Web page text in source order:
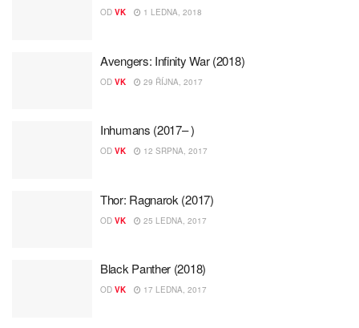
OD VK 1 LEDNA, 2018
Avengers: Infinity War (2018)
OD VK 29 ŘÍJNA, 2017
Inhumans (2017– )
OD VK 12 SRPNA, 2017
Thor: Ragnarok (2017)
OD VK 25 LEDNA, 2017
Black Panther (2018)
OD VK 17 LEDNA, 2017